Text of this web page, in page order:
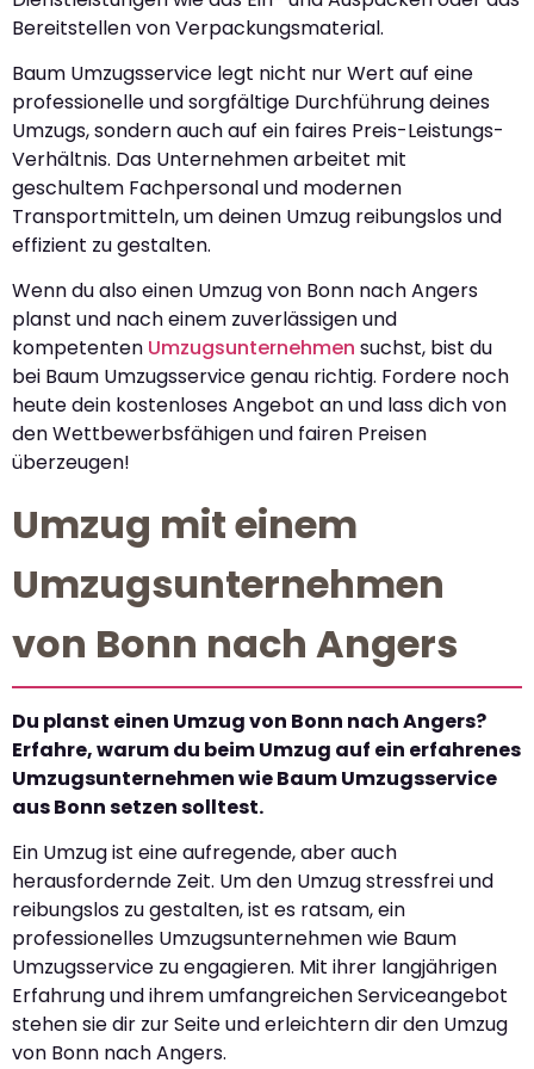
Bereitstellen von Verpackungsmaterial.
Baum Umzugsservice legt nicht nur Wert auf eine
professionelle und sorgfältige Durchführung deines
Umzugs, sondern auch auf ein faires Preis-Leistungs-
Verhältnis. Das Unternehmen arbeitet mit
geschultem Fachpersonal und modernen
Transportmitteln, um deinen Umzug reibungslos und
effizient zu gestalten.
Wenn du also einen Umzug von Bonn nach Angers
planst und nach einem zuverlässigen und
kompetenten Umzugsunternehmen suchst, bist du
bei Baum Umzugsservice genau richtig. Fordere noch
heute dein kostenloses Angebot an und lass dich von
den Wettbewerbsfähigen und fairen Preisen
überzeugen!
Umzug mit einem
Umzugsunternehmen
von Bonn nach Angers
Du planst einen Umzug von Bonn nach Angers?
Erfahre, warum du beim Umzug auf ein erfahrenes
Umzugsunternehmen wie Baum Umzugsservice
aus Bonn setzen solltest.
Ein Umzug ist eine aufregende, aber auch
herausfordernde Zeit. Um den Umzug stressfrei und
reibungslos zu gestalten, ist es ratsam, ein
professionelles Umzugsunternehmen wie Baum
Umzugsservice zu engagieren. Mit ihrer langjährigen
Erfahrung und ihrem umfangreichen Serviceangebot
stehen sie dir zur Seite und erleichtern dir den Umzug
von Bonn nach Angers.